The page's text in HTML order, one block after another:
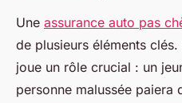
Une assurance auto pas
de plusieurs éléments
joue un rôle crucial : un
personne malussée paiera